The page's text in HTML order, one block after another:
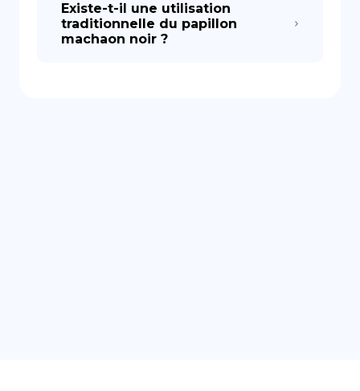
Existe-t-il une utilisation
traditionnelle du papillon
machaon noir ?